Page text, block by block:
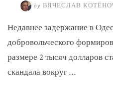
by ВЯЧЕСЛАВ
Недавнее задержание в
добровольческого
размере 2 тысяч долларов
скандала вокруг …